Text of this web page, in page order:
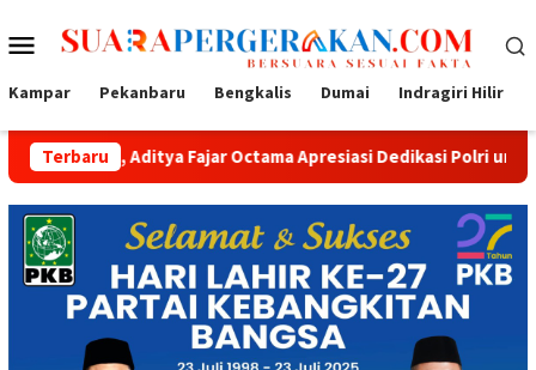
ke
Menu
Mobile
Kampar Pekanbaru Bengkalis Dumai Indragiri Hilir
Terbaru
Fajar Octama Apresiasi Dedikasi Polri untuk Masyarakat